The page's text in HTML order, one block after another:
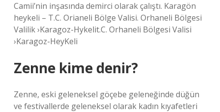
Camii’nin inşasında demirci olarak çalıştı. Karagön
heykeli – T.C. Orianeli Bölge Valisi. Orhaneli Bölgesi
Valilik ›Karagoz-Hykelit.C. Orhaneli Bölgesi Valisi
›Karagoz-HeyKeli
Zenne kime denir?
Zenne, eski geleneksel göçebe geleneğinde düğün
ve festivallerde geleneksel olarak kadın kıyafetleri